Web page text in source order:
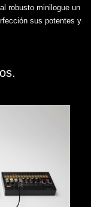
robusto minilogue un
sus potentes y